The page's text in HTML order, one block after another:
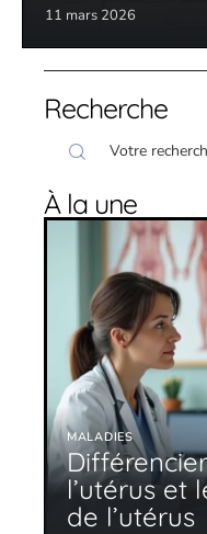
11 mars 2026
Recherche
À la une
MALADIES
l’utérus et
de l’utérus